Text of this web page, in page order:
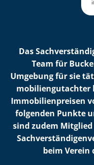
Das
Team für
Umgebung für sie
mo­bi­li­en­gut­ach­ter
Im­mo­bi­li­en­prei­sen
folgenden Punkte
sind zudem
beim Verein